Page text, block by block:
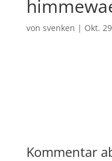
von svenken | Okt.
Kommentar